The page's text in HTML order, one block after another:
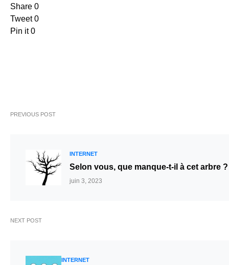
Share 0
Tweet 0
Pin it 0
PREVIOUS POST
INTERNET
Selon vous, que manque-t-il à cet arbre
juin 3, 2023
NEXT POST
INTERNET